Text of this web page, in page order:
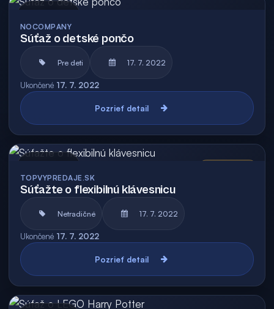
NOCOMPANY
Súťaž o detské pončo
Pre deti 17. 7. 2022
Ukončené 17. 7. 2022
Pozrieť detail
TOPVYPREDAJE.SK
Súťažte o flexibilnú klávesnicu
Netradičné 17. 7. 2022
Ukončené 17. 7. 2022
Pozrieť detail